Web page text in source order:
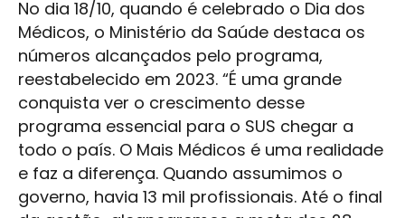
No dia 18/10, quando é celebrado o Dia dos
Médicos, o Ministério da Saúde destaca os
números alcançados pelo programa,
reestabelecido em 2023. “É uma grande
conquista ver o crescimento desse
programa essencial para o SUS chegar a
todo o país. O Mais Médicos é uma realidade
e faz a diferença. Quando assumimos o
governo, havia 13 mil profissionais. Até o final